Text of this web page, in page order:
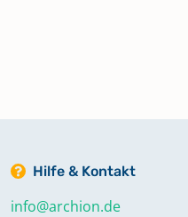
Hilfe & Kontakt
info@archion.de